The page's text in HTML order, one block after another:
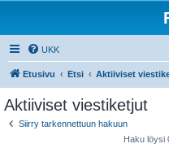
UKK
Etusivu Etsi Aktiiviset
Aktiiviset viestiketjut
Siirry tarkennettuun hakuun
Haku löysi